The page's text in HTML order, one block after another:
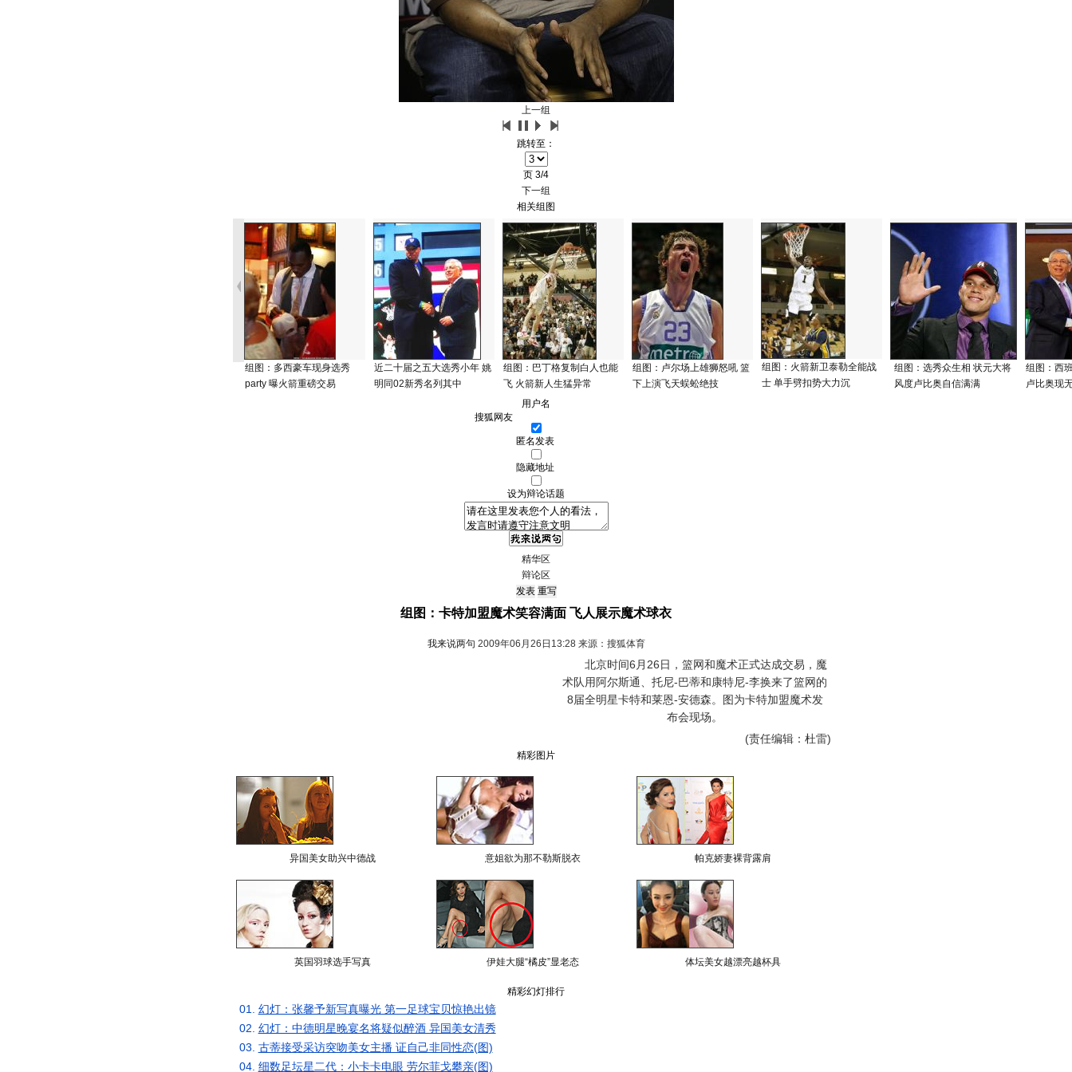
上一组
跳转至：
页 3/4
下一组
相关组图
组图：多西豪车现身选秀
party 曝火箭重磅交易
近二十届之五大选秀小年 姚
明同02新秀名列其中
组图：巴丁格复制白人也能
飞 火箭新人生猛异常
组图：卢尔场上雄狮怒吼 篮
下上演飞天蜈蚣绝技
组图：火箭新卫泰勒全能战
士 单手劈扣势大力沉
组图：选秀众生相 状元大将
风度卢比奥自信满满
组图：西
卢比奥现
用户名
匿名发表
隐藏地址
设为辩论话题
精华区
辩论区
组图：卡特加盟魔术笑容满面 飞人展示魔术球衣
我来说两句 2009年06月26日13:28 来源：搜狐体育
北京时间6月26日，篮网和魔术正式达成交易，魔
术队用阿尔斯通、托尼-巴蒂和康特尼-李换来了篮网的
8届全明星卡特和莱恩-安德森。图为卡特加盟魔术发
布会现场。
(责任编辑：杜雷)
精彩图片
异国美女助兴中德战 意姐欲为那不勒斯脱衣 帕克娇妻裸背露肩
英国羽球选手写真 伊娃大腿“橘皮”显老态 体坛美女越漂亮越杯具
精彩幻灯排行
01. 幻灯：张馨予新写真曝光 第一足球宝贝惊艳出镜
02. 幻灯：中德明星晚宴名将疑似醉酒 异国美女清秀
03. 古蒂接受采访突吻美女主播 证自己非同性恋(图)
04. 细数足坛星二代：小卡卡电眼 劳尔菲戈攀亲(图)